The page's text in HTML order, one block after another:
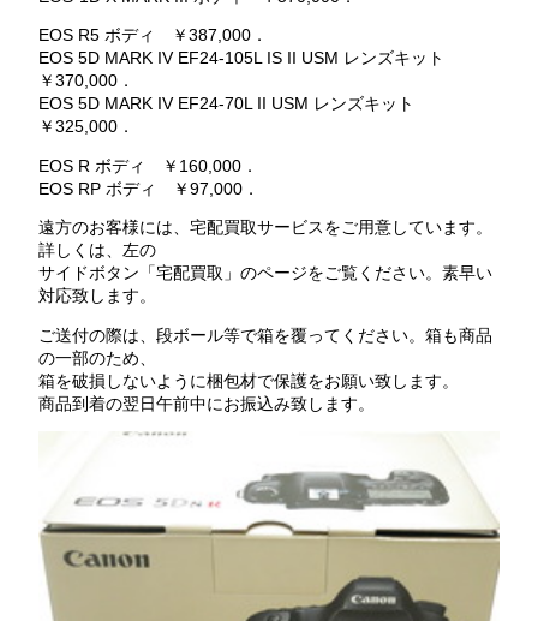
EOS R5 ボディ ￥387,000．
EOS 5D MARK IV EF24-105L IS II USM レンズキット
￥370,000．
EOS 5D MARK IV EF24-70L II USM レンズキット
￥325,000．
EOS R ボディ ￥160,000．
EOS RP ボディ ￥97,000．
遠方のお客様には、宅配買取サービスをご用意しています。
詳しくは、左の
サイドボタン「宅配買取」のページをご覧ください。素早い
対応致します。
ご送付の際は、段ボール等で箱を覆ってください。箱も商品
の一部のため、
箱を破損しないように梱包材で保護をお願い致します。
商品到着の翌日午前中にお振込み致します。